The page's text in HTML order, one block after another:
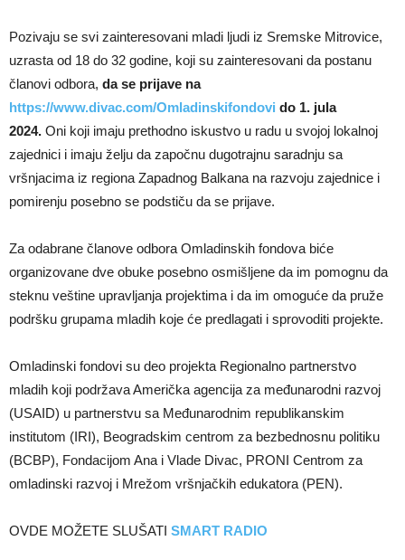
Pozivaju se svi zainteresovani mladi ljudi iz Sremske Mitrovice,
uzrasta od 18 do 32 godine, koji su zainteresovani da postanu
članovi odbora, da se prijave na
https://www.divac.com/Omladinskifondovi do 1. jula
2024. Oni koji imaju prethodno iskustvo u radu u svojoj lokalnoj
zajednici i imaju želju da započnu dugotrajnu saradnju sa
vršnjacima iz regiona Zapadnog Balkana na razvoju zajednice i
pomirenju posebno se podstiču da se prijave.
Za odabrane članove odbora Omladinskih fondova biće
organizovane dve obuke posebno osmišljene da im pomognu da
steknu veštine upravljanja projektima i da im omoguće da pruže
podršku grupama mladih koje će predlagati i sprovoditi projekte.
Omladinski fondovi su deo projekta Regionalno partnerstvo
mladih koji podržava Američka agencija za međunarodni razvoj
(USAID) u partnerstvu sa Međunarodnim republikanskim
institutom (IRI), Beogradskim centrom za bezbednosnu politiku
(BCBP), Fondacijom Ana i Vlade Divac, PRONI Centrom za
omladinski razvoj i Mrežom vršnjačkih edukatora (PEN).
OVDE MOŽETE SLUŠATI SMART RADIO